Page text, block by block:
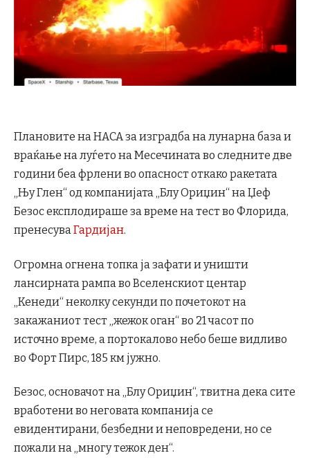
Плановите на НАСА за изградба на лунарна база и
враќање на луѓето на Месечината во следните две
години беа фрлени во опасност откако ракетата
„Њу Глен“ од компанијата „Блу Ориџин“ на Џеф
Безос експлодираше за време на тест во Флорида,
пренесуваГардијан.
Огромна огнена топка ја зафати и уништи
лансирната рампа во Вселенскиот центар
„Кенеди“ неколку секунди по почетокот на
закажаниот тест „жежок оган“ во 21 часот по
источно време, а портокалово небо беше видливо
во Форт Пирс, 185 км јужно.
Безос, основачот на „Блу Ориџин“, твитна дека сите
вработени во неговата компанија се
евидентирани, безбедни и неповредени, но се
пожали на „многу тежок ден“.